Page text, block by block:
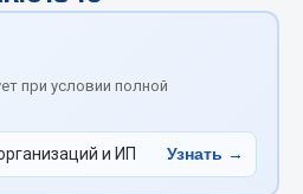
при условии полной
и ИП Узнать →